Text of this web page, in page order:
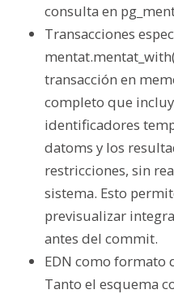
consulta en
Transacciones
transacción en
completo que
identificadores
datoms y los
restricciones, sin
sistema. Esto
previsualizar
antes del commit.
EDN como formato
Tanto el esquema